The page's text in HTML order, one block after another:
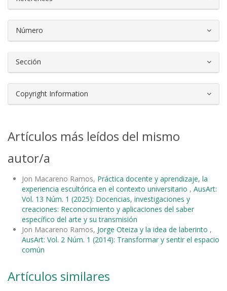
Número
Sección
Copyright Information
Artículos más leídos del mismo
autor/a
Jon Macareno Ramos, Práctica docente y aprendizaje, la
experiencia escultórica en el contexto universitario , AusArt:
Vol. 13 Núm. 1 (2025): Docencias, investigaciones y
creaciones: Reconocimiento y aplicaciones del saber
específico del arte y su transmisión
Jon Macareno Ramos, Jorge Oteiza y la idea de laberinto ,
AusArt: Vol. 2 Núm. 1 (2014): Transformar y sentir el espacio
común
Artículos similares